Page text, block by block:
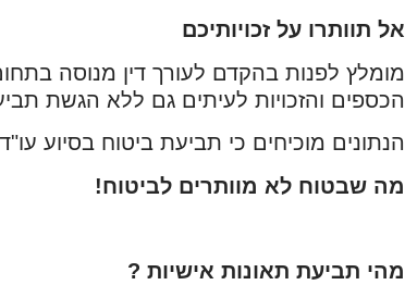
אל תוותרו על זכויותיכם
מומלץ לפנות בהקדם לעורך דין מנוסה
הכספים והזכויות לעיתים גם ללא הגשת
הנתונים מוכיחים כי תביעת ביטוח בסיוע
מה שבטוח לא מוותרים לביטוח!
מהי תביעת תאונות אישיות ?